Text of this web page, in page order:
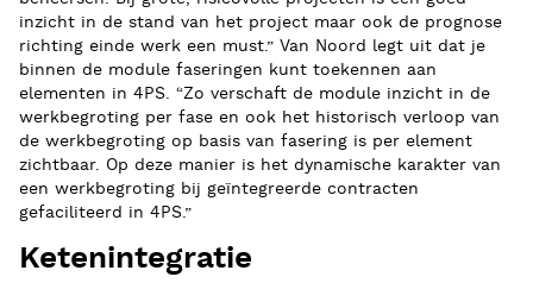
inzicht in de stand van het project maar ook de prognose
richting einde werk een must.” Van Noord legt uit dat je
binnen de module faseringen kunt toekennen aan
elementen in 4PS. “Zo verschaft de module inzicht in de
werkbegroting per fase en ook het historisch verloop van
de werkbegroting op basis van fasering is per element
zichtbaar. Op deze manier is het dynamische karakter van
een werkbegroting bij geïntegreerde contracten
gefaciliteerd in 4PS.”
Ketenintegratie